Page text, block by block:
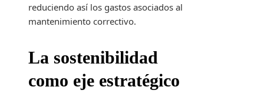
reduciendo así los gastos asociados al
mantenimiento correctivo.
La sostenibilidad
como eje estratégico